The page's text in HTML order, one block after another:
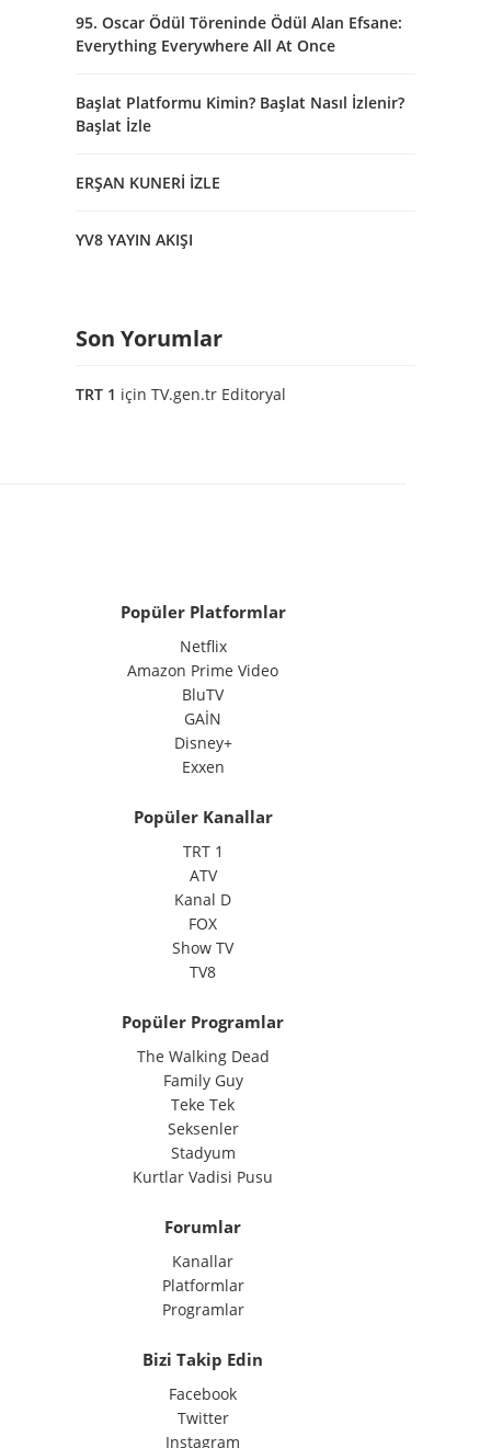
95. Oscar Ödül Töreninde Ödül Alan Efsane:
Everything Everywhere All At Once
Başlat Platformu Kimin? Başlat Nasıl İzlenir?
Başlat İzle
ERŞAN KUNERİ İZLE
YV8 YAYIN AKIŞI
Son Yorumlar
TRT 1 için TV.gen.tr Editoryal
Popüler Platformlar
Netflix
Amazon Prime Video
BluTV
GAİN
Disney+
Exxen
Popüler Kanallar
TRT 1
ATV
Kanal D
FOX
Show TV
TV8
Popüler Programlar
The Walking Dead
Family Guy
Teke Tek
Seksenler
Stadyum
Kurtlar Vadisi Pusu
Forumlar
Kanallar
Platformlar
Programlar
Bizi Takip Edin
Facebook
Twitter
Instagram